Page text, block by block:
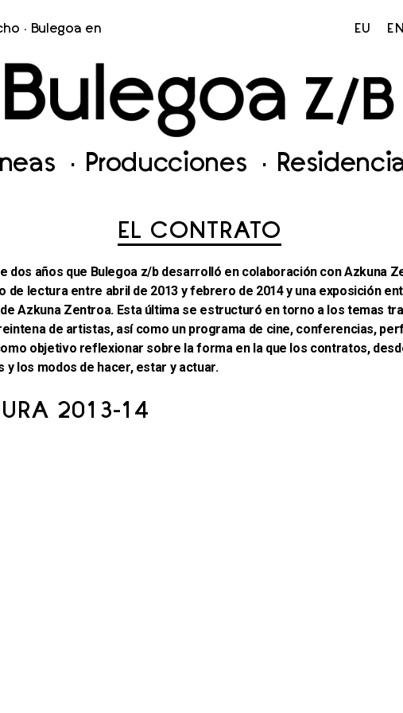
Bulegoa en EU EN
Producciones
EL CONTRATO
dos años que Bulegoa z/b desarrolló en colaboración con Azkuna
de lectura entre abril de 2013 y febrero de 2014 y una exposición
de Azkuna Zentroa. Esta última se estructuró en torno a los temas
de artistas, así como un programa de cine, conferencias,
objetivo reflexionar sobre la forma en la que los contratos,
los modos de hacer, estar y actuar.
2013-14